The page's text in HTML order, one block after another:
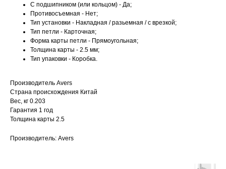
С подшипником (или кольцом) - Да;
Противосъемная - Нет;
Тип установки - Накладная / разьемная / с врезкой;
Тип петли - Карточная;
Форма карты петли - Прямоугольная;
Толщина карты - 2.5 мм;
Тип упаковки - Коробка.
Производитель Avers
Страна происхождения Китай
Вес, кг 0.203
Гарантия 1 год
Толщина карты 2.5
Производитель: Avers